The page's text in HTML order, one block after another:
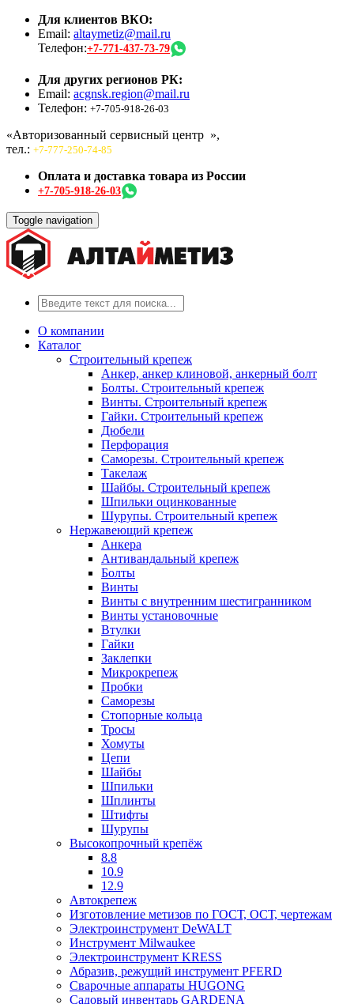
Для клиентов ВКО:
Email: altaymetiz@mail.ru
Телефон:+7-771-437-73-79
Для других регионов РК:
Email: acgnsk.region@mail.ru
Телефон: +7-705-918-26-03
«Авторизованный сервисный центр »,
тел.: +7-777-250-74-85
Оплата и доставка товара из России
+7-705-918-26-03
Toggle navigation
О компании
Каталог
Строительный крепеж
Анкер, анкер клиновой, анкерный болт
Болты. Строительный крепеж
Винты. Строительный крепеж
Гайки. Строительный крепеж
Дюбели
Перфорация
Саморезы. Строительный крепеж
Такелаж
Шайбы. Строительный крепеж
Шпильки оцинкованные
Шурупы. Строительный крепеж
Нержавеющий крепеж
Анкера
Антивандальный крепеж
Болты
Винты
Винты с внутренним шестигранником
Винты установочные
Втулки
Гайки
Заклепки
Микрокрепеж
Пробки
Саморезы
Стопорные кольца
Тросы
Хомуты
Цепи
Шайбы
Шпильки
Шплинты
Штифты
Шурупы
Высокопрочный крепёж
8.8
10.9
12.9
Автокрепеж
Изготовление метизов по ГОСТ, ОСТ, чертежам
Электроинструмент DeWALT
Инструмент Milwaukee
Электроинструмент KRESS
Абразив, режущий инструмент PFERD
Сварочные аппараты HUGONG
Садовый инвентарь GARDENA